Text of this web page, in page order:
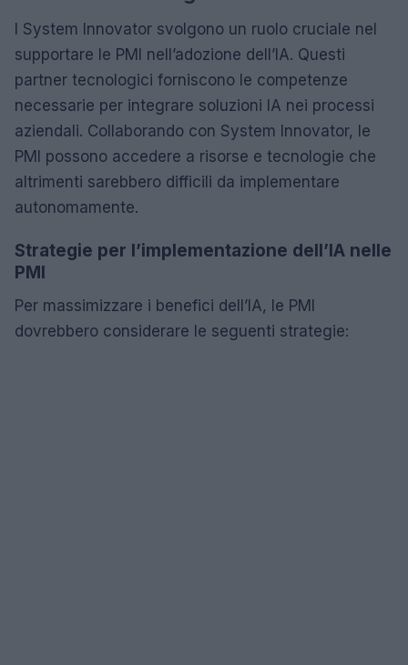
I System Innovator svolgono un ruolo cruciale nel
supportare le PMI nell’adozione dell’IA. Questi
partner tecnologici forniscono le competenze
necessarie per integrare soluzioni IA nei processi
aziendali. Collaborando con System Innovator, le
PMI possono accedere a risorse e tecnologie che
altrimenti sarebbero difficili da implementare
autonomamente.
Strategie per l’implementazione dell’IA nelle
PMI
Per massimizzare i benefici dell’IA, le PMI
dovrebbero considerare le seguenti strategie: